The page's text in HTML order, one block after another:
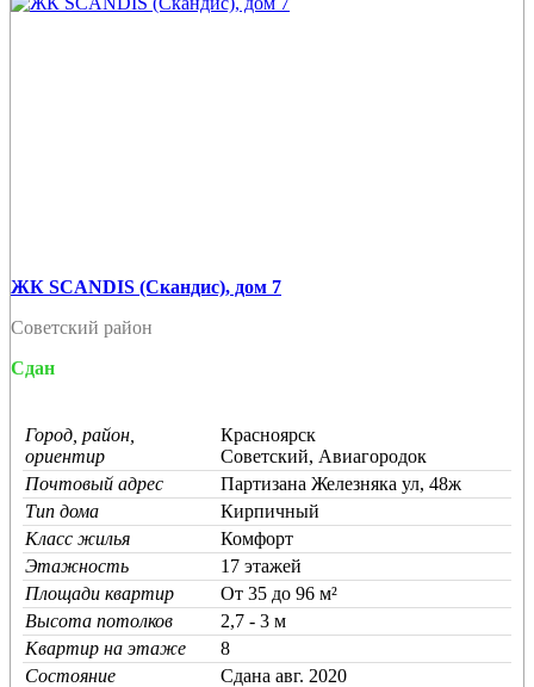
ЖК SCANDIS (Скандис), дом 7
Советский район
Сдан
Город, район,
ориентир
Красноярск
Советский, Авиагородок
Почтовый адрес
Партизана Железняка ул, 48ж
Тип дома
Кирпичный
Класс жилья
Комфорт
Этажность
17 этажей
Площади квартир
От 35 до 96 м²
Высота потолков
2,7 - 3 м
Квартир на этаже
8
Состояние
Cдана авг. 2020